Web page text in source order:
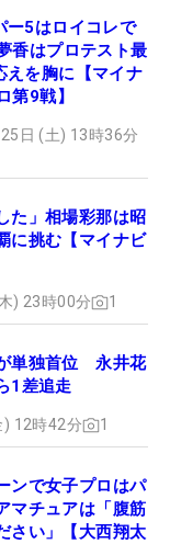
ー5はロイコレで
香はプロテスト最
えを胸に【マイナ
第9戦】
日 (土) 13時36分
た」相場彩那は昭
に挑む【マイナビ
) 23時00分 1
単独首位 永井花
1差追走
12時42分 1
ンで女子プロはパ
チュアは「腹筋
さい」【大西翔太